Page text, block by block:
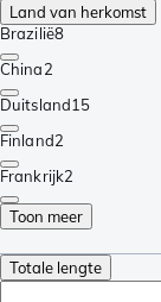
Land van herkomst
Brazilië8
China2
Duitsland15
Finland2
Frankrijk2
Toon meer
Totale lengte